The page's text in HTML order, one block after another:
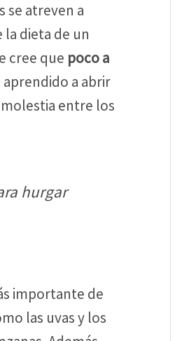
se atreven a
dieta de un
cree que poco a
a abrir
entre los
hurgar
importante de
las uvas y los